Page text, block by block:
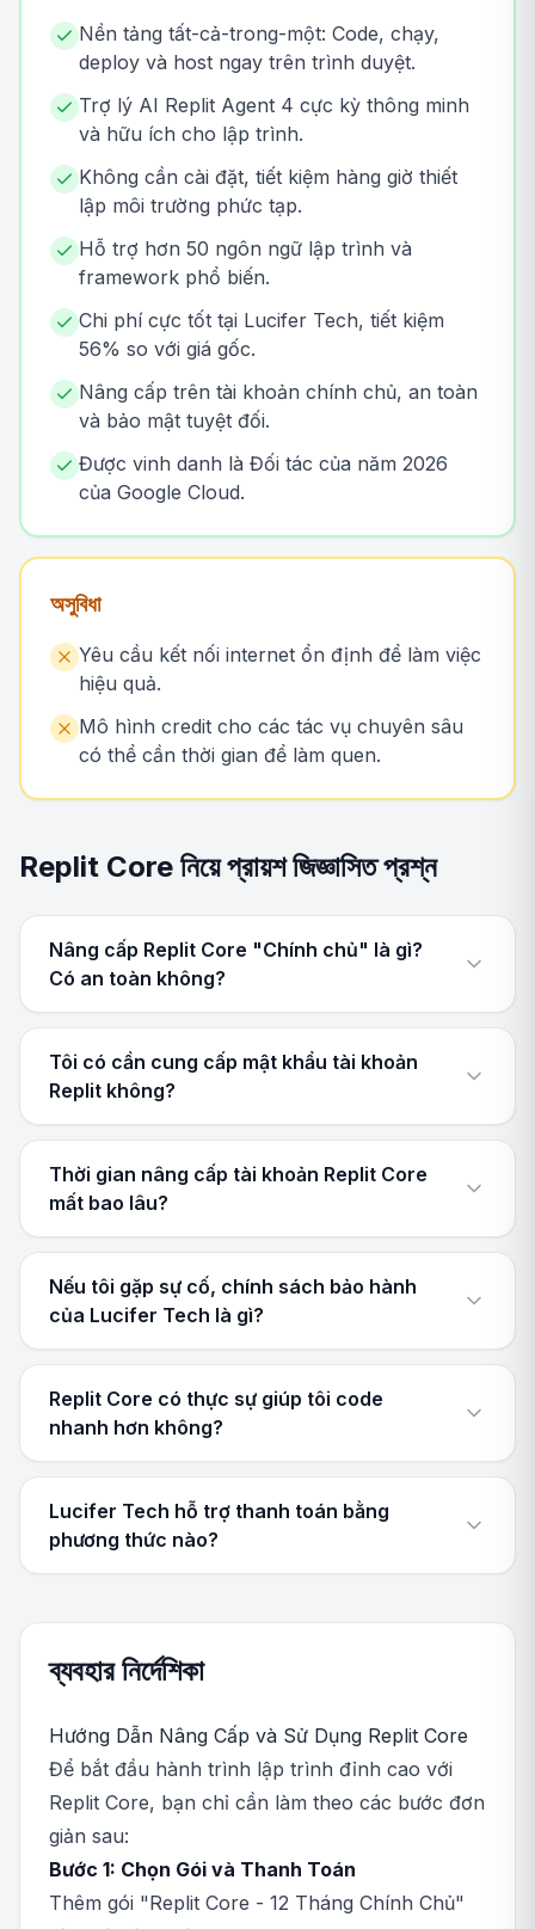
Nền tảng tất-cả-trong-một: Code, chạy,
deploy và host ngay trên trình duyệt.
Trợ lý AI Replit Agent 4 cực kỳ thông minh
và hữu ích cho lập trình.
Không cần cài đặt, tiết kiệm hàng giờ thiết
lập môi trường phức tạp.
Hỗ trợ hơn 50 ngôn ngữ lập trình và
framework phổ biến.
Chi phí cực tốt tại Lucifer Tech, tiết kiệm
56% so với giá gốc.
Nâng cấp trên tài khoản chính chủ, an toàn
và bảo mật tuyệt đối.
Được vinh danh là Đối tác của năm 2026
của Google Cloud.
অসুবিধা
Yêu cầu kết nối internet ổn định để làm việc
hiệu quả.
Mô hình credit cho các tác vụ chuyên sâu
có thể cần thời gian để làm quen.
Replit Core নিয়ে প্রায়শ জিজ্ঞাসিত প্রশ্ন
Nâng cấp Replit Core "Chính chủ" là gì?
Có an toàn không?
Tôi có cần cung cấp mật khẩu tài khoản
Replit không?
Thời gian nâng cấp tài khoản Replit Core
mất bao lâu?
Nếu tôi gặp sự cố, chính sách bảo hành
của Lucifer Tech là gì?
Replit Core có thực sự giúp tôi code
nhanh hơn không?
Lucifer Tech hỗ trợ thanh toán bằng
phương thức nào?
ব্যবহার নির্দেশিকা
Hướng Dẫn Nâng Cấp và Sử Dụng Replit Core
Để bắt đầu hành trình lập trình đỉnh cao với
Replit Core, bạn chỉ cần làm theo các bước đơn
giản sau:
Bước 1: Chọn Gói và Thanh Toán
Thêm gói "Replit Core - 12 Tháng Chính Chủ"